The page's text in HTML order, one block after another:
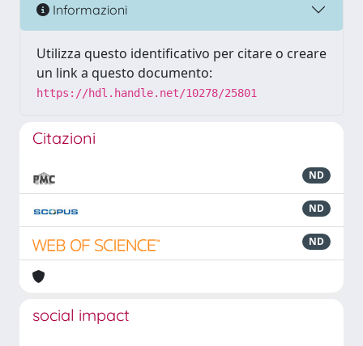
Informazioni
Utilizza questo identificativo per citare o creare
un link a questo documento:
https://hdl.handle.net/10278/25801
Citazioni
ND
ND
ND
social impact